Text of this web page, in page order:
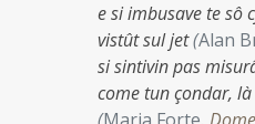
e si imbusave te sô
vistût sul jet(Alan
si sintivin pas
come tun çondar,